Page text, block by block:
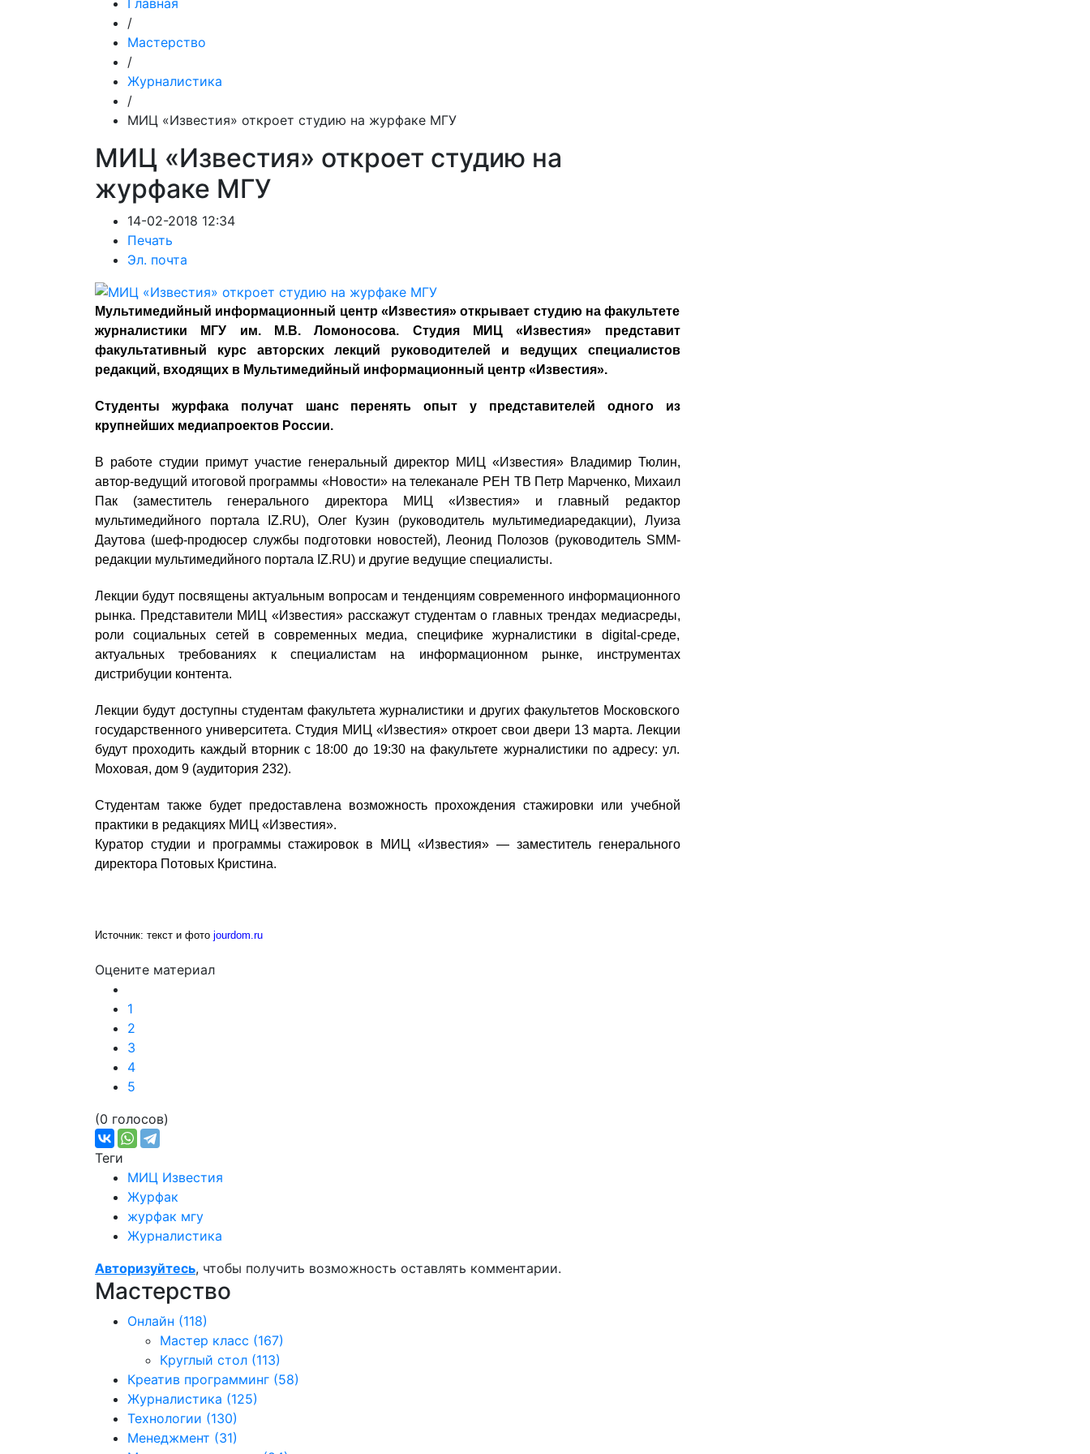
Главная
/
Мастерство
/
Журналистика
/
МИЦ «Известия» откроет студию на журфаке МГУ
МИЦ «Известия» откроет студию на
журфаке МГУ
14-02-2018 12:34
Печать
Эл. почта
Мультимедийный информационный центр «Известия» открывает студию на факультете
журналистики МГУ им. М.В. Ломоносова. Студия МИЦ «Известия» представит
факультативный курс авторских лекций руководителей и ведущих специалистов
редакций, входящих в Мультимедийный информационный центр «Известия».
Студенты журфака получат шанс перенять опыт у представителей одного из
крупнейших медиапроектов России.
В работе студии примут участие генеральный директор МИЦ «Известия» Владимир Тюлин,
автор-ведущий итоговой программы «Новости» на телеканале РЕН ТВ Петр Марченко, Михаил
Пак (заместитель генерального директора МИЦ «Известия» и главный редактор
мультимедийного портала IZ.RU), Олег Кузин (руководитель мультимедиаредакции), Луиза
Даутова (шеф-продюсер службы подготовки новостей), Леонид Полозов (руководитель SMM-
редакции мультимедийного портала IZ.RU) и другие ведущие специалисты.
Лекции будут посвящены актуальным вопросам и тенденциям современного информационного
рынка. Представители МИЦ «Известия» расскажут студентам о главных трендах медиасреды,
роли социальных сетей в современных медиа, специфике журналистики в digital-среде,
актуальных требованиях к специалистам на информационном рынке, инструментах
дистрибуции контента.
Лекции будут доступны студентам факультета журналистики и других факультетов Московского
государственного университета. Студия МИЦ «Известия» откроет свои двери 13 марта. Лекции
будут проходить каждый вторник с 18:00 до 19:30 на факультете журналистики по адресу: ул.
Моховая, дом 9 (аудитория 232).
Студентам также будет предоставлена возможность прохождения стажировки или учебной
практики в редакциях МИЦ «Известия».
Куратор студии и программы стажировок в МИЦ «Известия» — заместитель генерального
директора Потовых Кристина.
Источник: текст и фото jourdom.ru
Оцените материал
1
2
3
4
5
(0 голосов)
Теги
МИЦ Известия
Журфак
журфак мгу
Журналистика
Авторизуйтесь, чтобы получить возможность оставлять комментарии.
Мастерство
Онлайн (118)
Мастер класс (167)
Круглый стол (113)
Креатив программинг (58)
Журналистика (125)
Технологии (130)
Менеджмент (31)